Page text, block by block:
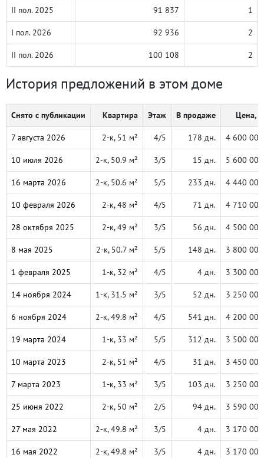
II пол. 2025 91 837 1
I пол. 2026 92 936 2
II пол. 2026 100 108 2
История предложений в этом доме
Снято с публикации Квартира Этаж В продаже Цена, ₽
7 августа 2026 2-к, 51 м² 4/5 178 дн. 4 600 000
10 июля 2026 2-к, 50.9 м² 3/5 15 дн. 5 600 000
16 марта 2026 2-к, 50.6 м² 5/5 233 дн. 4 440 000
10 февраля 2026 2-к, 48 м² 4/5 71 дн. 4 710 000
28 октября 2025 2-к, 49 м² 3/5 56 дн. 4 500 000
8 мая 2025 2-к, 50.7 м² 5/5 148 дн. 3 800 000
1 февраля 2025 1-к, 32 м² 4/5 4 дн. 3 300 000
14 ноября 2024 1-к, 31.5 м² 3/5 52 дн. 3 250 000
6 ноября 2024 2-к, 49.8 м² 4/5 541 дн. 4 200 000
19 марта 2024 1-к, 33 м² 5/5 312 дн. 3 500 000
10 марта 2023 2-к, 51 м² 4/5 31 дн. 3 450 000
7 марта 2023 1-к, 33 м² 3/5 103 дн. 3 250 000
25 июня 2022 2-к, 50 м² 2/5 94 дн. 3 590 000
27 мая 2022 2-к, 49.8 м² 3/5 4 дн. 3 170 000
16 мая 2022 2-к, 49.8 м² 3/5 4 дн. 3 170 000